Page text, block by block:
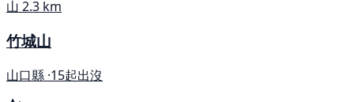
山 2.3 km
竹城山
山口縣 ·15起出沒